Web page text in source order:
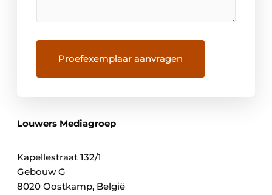
Louwers Mediagroep
Kapellestraat 132/1
Gebouw G
8020 Oostkamp, België